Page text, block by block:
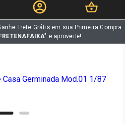
Frete Grátis em sua Primeira Compra
e aproveite!